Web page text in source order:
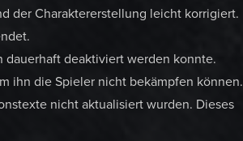
der Charaktererstellung leicht korrigiert.
dauerhaft deaktiviert werden konnte.
ihn die Spieler nicht bekämpfen können.
nicht aktualisiert wurden. Dieses